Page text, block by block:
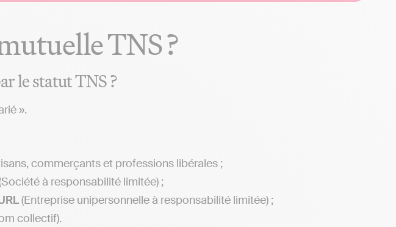
TNS ?
le statut TNS ?
».
commerçants et professions libérales ;
à responsabilité limitée) ;
(Entreprise unipersonnelle à responsabilité limitée) ;
collectif).